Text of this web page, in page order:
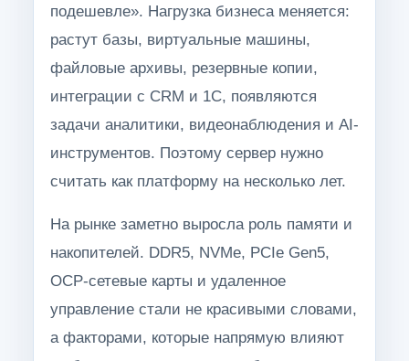
подешевле». Нагрузка бизнеса меняется:
растут базы, виртуальные машины,
файловые архивы, резервные копии,
интеграции с CRM и 1С, появляются
задачи аналитики, видеонаблюдения и AI-
инструментов. Поэтому сервер нужно
считать как платформу на несколько лет.
На рынке заметно выросла роль памяти и
накопителей. DDR5, NVMe, PCIe Gen5,
OCP-сетевые карты и удаленное
управление стали не красивыми словами,
а факторами, которые напрямую влияют